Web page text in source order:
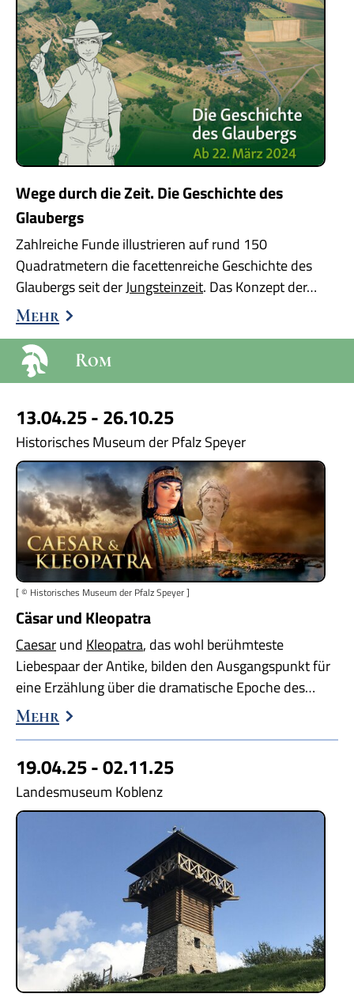
Wege durch die Zeit. Die Geschichte des
Glaubergs
Zahlreiche Funde illustrieren auf rund 150
Quadratmetern die facettenreiche Geschichte des
Glaubergs seit derJungsteinzeit. Das Konzept der…
Mehr
Rom
13.04.25 - 26.10.25
Historisches Museum der Pfalz Speyer
[ © Historisches Museum der Pfalz Speyer ]
Cäsar und Kleopatra
Caesarund Kleopatra, das wohl berühmteste
Liebespaar der Antike, bilden den Ausgangspunkt für
eine Erzählung über die dramatische Epoche des…
Mehr
19.04.25 - 02.11.25
Landesmuseum Koblenz